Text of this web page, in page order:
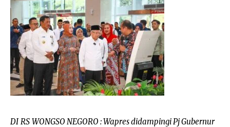
DI RS WONGSO NEGORO : Wapres didampingi Pj Gubernur